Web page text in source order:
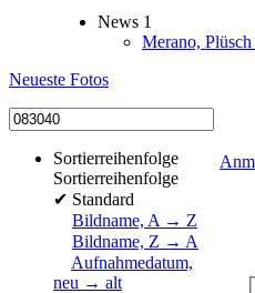
News 1
Merano,
Neueste Fotos
Sortierreihenfolge
Sortierreihenfolge
✔ Standard
Bildname, A → Z
Bildname, Z → A
Aufnahmedatum,
neu → alt